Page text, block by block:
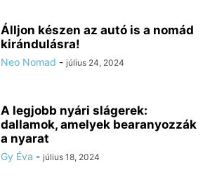
Álljon készen az autó is a nomád
kirándulásra!
Neo Nomad - július 24, 2024
A legjobb nyári slágerek:
dallamok, amelyek bearanyozzák
a nyarat
Gy Éva - július 18, 2024